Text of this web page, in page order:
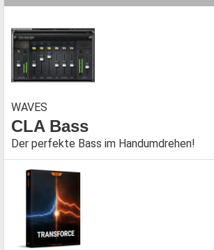
WAVES
CLA Bass
Der perfekte Bass im Handumdrehen!